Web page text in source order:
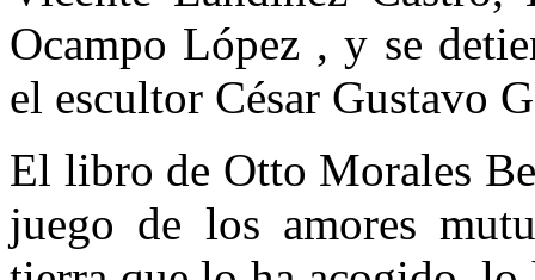
Ocampo López , y se
el escultor César Gustavo
El libro de Otto Morales
juego de los amores